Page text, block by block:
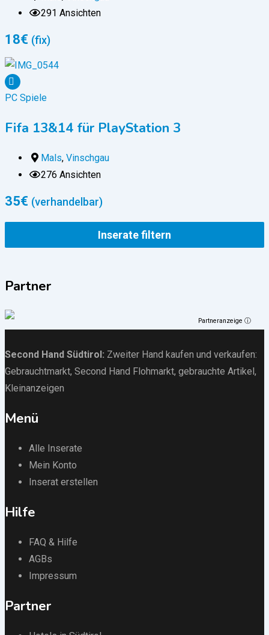
291 Ansichten
18€ (fix)
PC Spiele
Fifa 13&14 für PlayStation 3
Mals, Vinschgau
276 Ansichten
35€ (verhandelbar)
Inserate filtern
Partner
Partneranzeige ⓘ
Second Hand Südtirol : Zweiter Hand kaufen und verkaufen:
Gebrauchtmarkt, Second Hand Flohmarkt, gebrauchte Artikel ,
Kleinanzeigen
Menü
Alle Inserate
Mein Konto
Inserat erstellen
Hilfe
FAQ & Hilfe
AGBs
Impressum
Partner